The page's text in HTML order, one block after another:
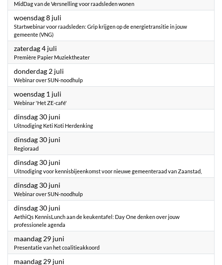
MidDag van de Versnelling voor raadsleden wonen
woensdag 8 juli
Startwebinar voor raadsleden: Grip krijgen op de energietransitie in jouw
gemeente (VNG)
zaterdag 4 juli
Première Papier Muziektheater
donderdag 2 juli
Webinar over SUN-noodhulp
woensdag 1 juli
Webinar 'Het ZE-café'
dinsdag 30 juni
Uitnodiging Keti Koti Herdenking
dinsdag 30 juni
Regioraad
dinsdag 30 juni
Uitnodiging voor kennisbijeenkomst voor nieuwe gemeenteraad van Zaanstad,
dinsdag 30 juni
Webinar over SUN-noodhulp
dinsdag 30 juni
AethiQs KennisLunch aan de keukentafel: Day One denken over jouw
professionele agenda
maandag 29 juni
Presentatie van het coalitieakkoord
maandag 29 juni